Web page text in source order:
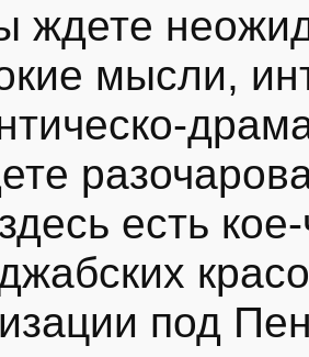
ждете
мысли,
есть
под